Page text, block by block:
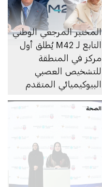
المختبر المرجعي الوطني
التابع لـ M42 يُطلق أول
مركز في المنطقة
للتشخيص العصبي
البيوكيميائي المتقدم
الصحة